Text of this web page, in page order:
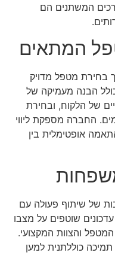
המשתנים הם
המתאים
בחירת מטפל מדויק
הבנה מעמיקה של
של הלקוח, ובחירת
החברה מספקת ליווי
אופטימלית בין
של שיתוף פעולה עם
שוטפים על מצבו
והצוות המקצועי.
כוללתנית למען